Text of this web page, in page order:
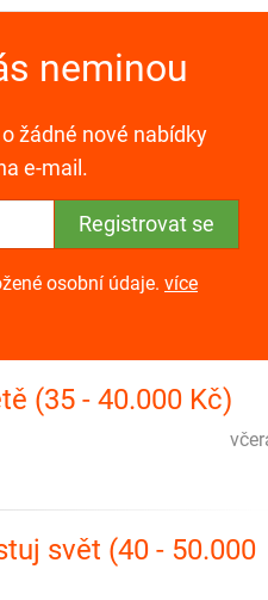
neminou
žádné nové nabídky
e-mail.
osobní údaje. více
(35 - 40.000 Kč)
svět (40 - 50.000